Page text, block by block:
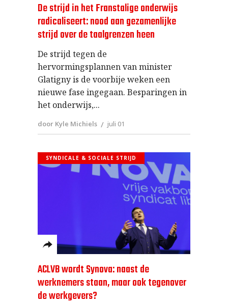
De strijd in het Franstalige onderwijs
radicaliseert: nood aan gezamenlijke
strijd over de taalgrenzen heen
De strijd tegen de
hervormingsplannen van minister
Glatigny is de voorbije weken een
nieuwe fase ingegaan. Besparingen in
het onderwijs,
door Kyle Michiels juli 01
SYNDICALE & SOCIALE STRIJD
ACLVB wordt Synova: naast de
werknemers staan, maar ook tegenover
de werkgevers?